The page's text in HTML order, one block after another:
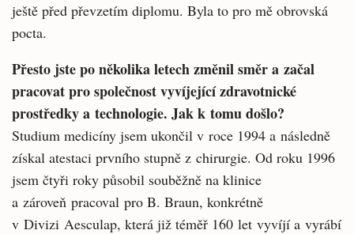
ještě před převzetím diplomu. Byla to pro mě obrovská
pocta.
Přesto jste po několika letech změnil směr a začal
pracovat pro společnost vyvíjející zdravotnické
prostředky a technologie. Jak k tomu došlo?
Studium medicíny jsem ukončil v roce 1994 a následně
získal atestaci prvního stupně z chirurgie. Od roku 1996
jsem čtyři roky působil souběžně na klinice
a zároveň pracoval pro B. Braun, konkrétně
v Divizi Aesculap, která již téměř 160 let vyvíjí a vyrábí